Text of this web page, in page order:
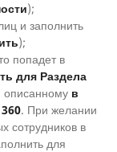
);
и заполнить
);
попадет в
для Раздела
описанному в
. При желании
сотрудников в
для